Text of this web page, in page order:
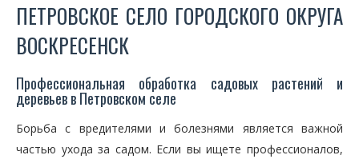
ПЕТРОВСКОЕ СЕЛО ГОРОДСКОГО ОКРУГА
ВОСКРЕСЕНСК
Профессиональная обработка садовых растений и
деревьев в Петровском селе
Борьба с вредителями и болезнями является важной
частью ухода за садом. Если вы ищете профессионалов,